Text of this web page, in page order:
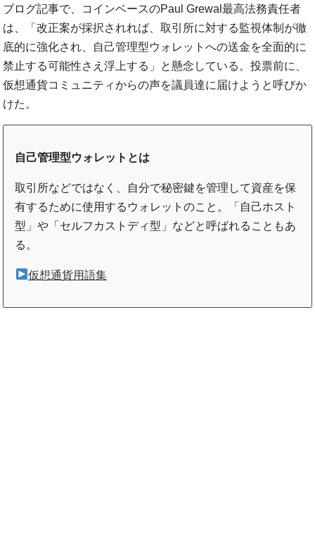
ブログ記事で、コインベースのPaul Grewal最高法務責任者
は、「改正案が採択されれば、取引所に対する監視体制が徹
底的に強化され、自己管理型ウォレットへの送金を全面的に
禁止する可能性さえ浮上する」と懸念している。投票前に、
仮想通貨コミュニティからの声を議員達に届けようと呼びか
けた。
自己管理型ウォレットとは
取引所などではなく、自分で秘密鍵を管理して資産を保
有するために使用するウォレットのこと。「自己ホスト
型」や「セルフカストディ型」などと呼ばれることもあ
る。
仮想通貨用語集